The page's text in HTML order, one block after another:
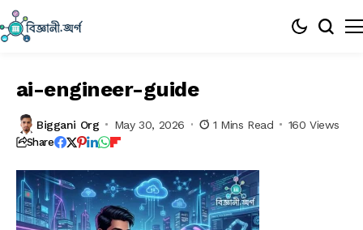
ai-engineer-guide
Biggani Org May 30, 2026 1 Mins Read 160 Views
Share